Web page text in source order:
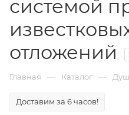
системой
отложений
Главная — Каталог — Душ
Доставим за 6 часов!